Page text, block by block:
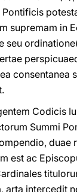
supremam in
seu
consentanea
Codicis
Summi
duae
est ac
arta intercedit